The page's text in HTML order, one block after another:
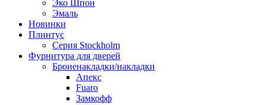
Эко Шпон
Эмаль
Новинки
Плинтус
Серия Stockholm
Фурнитура для дверей
Броненакладки/накладки
Апекс
Fuaro
Замкофф